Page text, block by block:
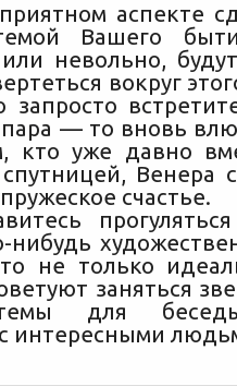
аспекте
Вашего
невольно,
вокруг
пара — то вновь
кто уже давно
Венера
счастье.
нибудь
не только
заняться
темы для
интересными